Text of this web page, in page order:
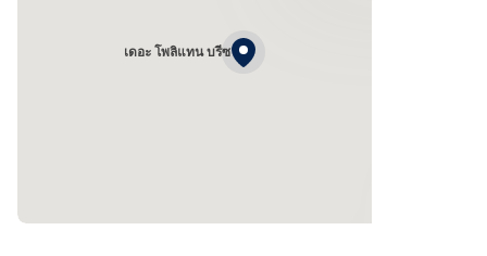
เดอะ โพลิแทน บรีซ